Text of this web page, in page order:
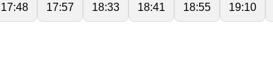
17:48 17:57 18:33 18:41 18:55 19:10